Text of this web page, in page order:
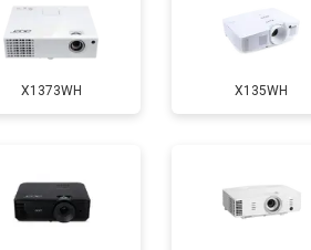
X1373WH X135WH